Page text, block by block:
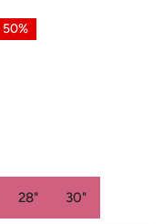
50%
28" 30"